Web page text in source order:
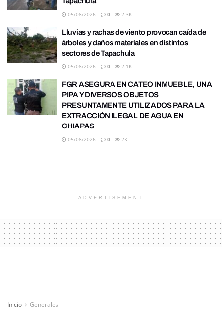
05/08/2026 0 2.3K
Lluvias y rachas de viento provocan caída de
árboles y daños materiales en distintos
sectores de Tapachula
05/08/2026 0 2.1K
FGR ASEGURA EN CATEO INMUEBLE, UNA
PIPA Y DIVERSOS OBJETOS
PRESUNTAMENTE UTILIZADOS PARA LA
EXTRACCIÓN ILEGAL DE AGUA EN
CHIAPAS
05/08/2026 0 2K
ADVERTISEMENT
Inicio Generales